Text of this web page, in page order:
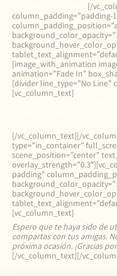
[/
column_padding=”padding-
[image_with_animation
animation=”Fade In”
[divider line_type=”No Line”
[vc_column_text]
[/vc_column_text][/
type=”in_container”
scene_position=”center”
padding”
[vc_column_text]
Espero que te haya sido de
compartas con tus amigas.
próxima ocasión. ¡Gracias
[/vc_column_text][/